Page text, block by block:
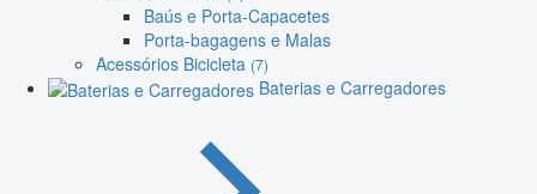
Baús e Porta-Capacetes
Porta-bagagens e Malas
Acessórios Bicicleta (7)
Baterias e Carregadores